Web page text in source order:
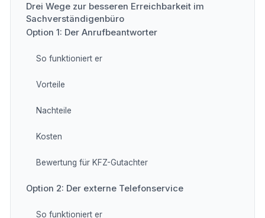
Drei Wege zur besseren Erreichbarkeit im
Sachverständigenbüro
Option 1: Der Anrufbeantworter
So funktioniert er
Vorteile
Nachteile
Kosten
Bewertung für KFZ-Gutachter
Option 2: Der externe Telefonservice
So funktioniert er